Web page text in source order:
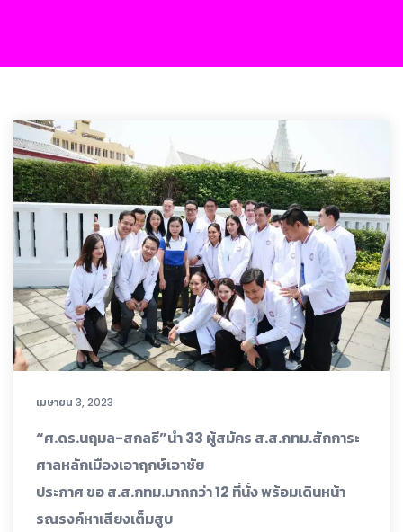
เมษายน 3, 2023
“ศ.ดร.นฤมล-สกลธี”นำ 33 ผู้สมัคร ส.ส.กทม.สักการะ
ศาลหลักเมืองเอาฤกษ์เอาชัย
ประกาศ ขอ ส.ส.กทม.มากกว่า 12 ที่นั่ง พร้อมเดินหน้า
รณรงค์หาเสียงเต็มสูบ